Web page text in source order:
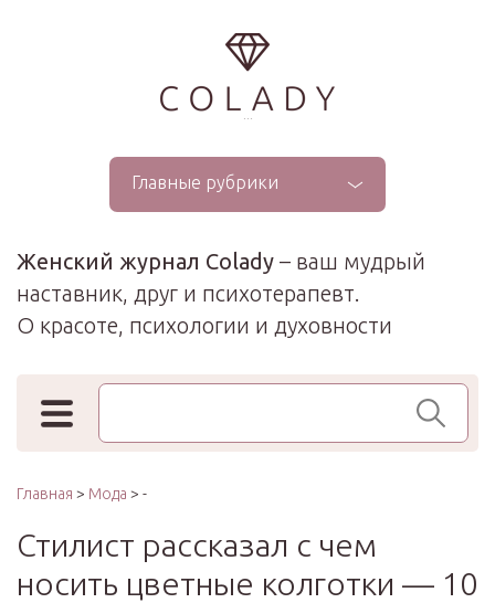
...
Главные рубрики
Женский журнал Colady – ваш мудрый
наставник, друг и психотерапевт.
О красоте, психологии и духовности
Поиск по сайту
Главная > Мода > -
Стилист рассказал с чем
носить цветные колготки — 10